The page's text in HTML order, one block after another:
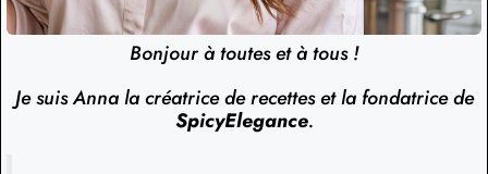
Bonjour à toutes et à tous !
Je suis Anna la créatrice de recettes et la fondatrice de
SpicyElegance.